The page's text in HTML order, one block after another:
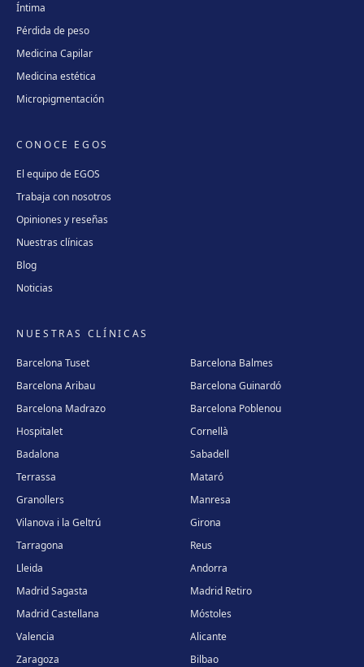
Íntima
Pérdida de peso
Medicina Capilar
Medicina estética
Micropigmentación
CONOCE EGOS
El equipo de EGOS
Trabaja con nosotros
Opiniones y reseñas
Nuestras clínicas
Blog
Noticias
NUESTRAS CLÍNICAS
Barcelona Tuset
Barcelona Balmes
Barcelona Aribau
Barcelona Guinardó
Barcelona Madrazo
Barcelona Poblenou
Hospitalet
Cornellà
Badalona
Sabadell
Terrassa
Mataró
Granollers
Manresa
Vilanova i la Geltrú
Girona
Tarragona
Reus
Lleida
Andorra
Madrid Sagasta
Madrid Retiro
Madrid Castellana
Móstoles
Valencia
Alicante
Zaragoza
Bilbao